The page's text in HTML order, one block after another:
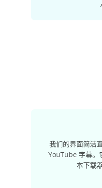
我们的界面简洁
YouTube 字幕。
本下载